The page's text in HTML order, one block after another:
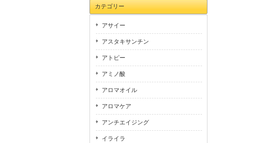
カテゴリー
アサイー
アスタキサンチン
アトピー
アミノ酸
アロマオイル
アロマケア
アンチエイジング
イライラ